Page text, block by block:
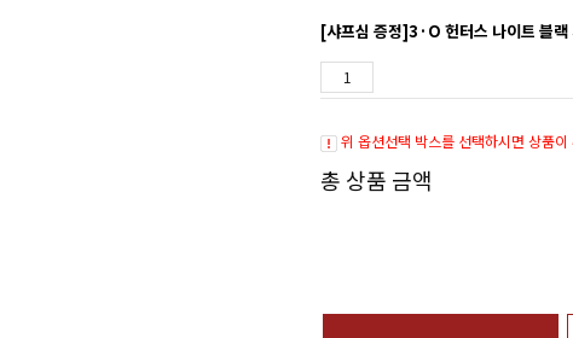
[샤프심 증정]3·O 헌터스 나이트 블
위 옵션선택 박스를 선택하시면 상품이
총 상품 금액